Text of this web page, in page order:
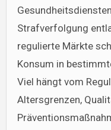
Strafverfolgung
regulierte Märkte
Konsum in
Viel hängt vom
Altersgrenzen,